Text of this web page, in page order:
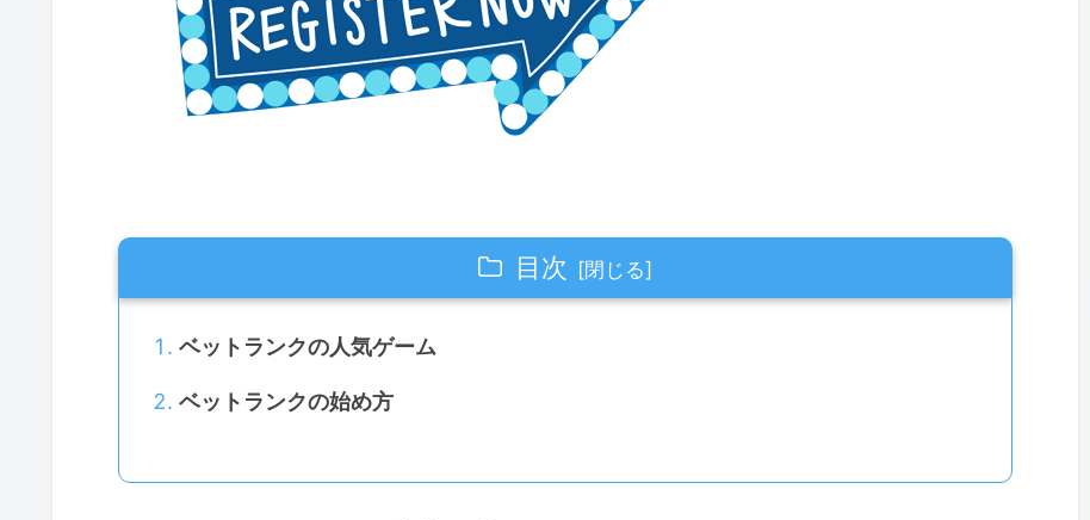
目次
ベットランクの人気ゲーム
ベットランクの始め方